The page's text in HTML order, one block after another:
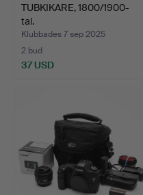
TUBKIKARE, 1800/1900-
tal.
Klubbades 7 sep 2025
2 bud
37 USD